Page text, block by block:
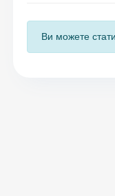
Ви можете